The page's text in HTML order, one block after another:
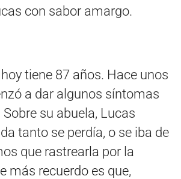
con sabor amargo.
tiene 87 años. Hace unos
a dar algunos síntomas
su abuela, Lucas
tanto se perdía, o se iba de
que rastrearla por la
más recuerdo es que,